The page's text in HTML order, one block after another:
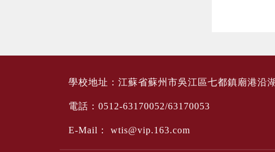
學校地址：江蘇省蘇州市吳江區七都鎮廟港沿
電話：0512-63170052/63170053
E-Mail： wtis@vip.163.com